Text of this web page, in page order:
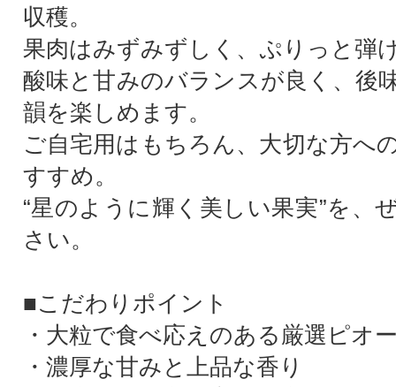
収穫。
果肉はみずみずしく、ぷりっと弾
酸味と甘みのバランスが良く、後
韻を楽しめます。
ご自宅用はもちろん、大切な方へ
すすめ。
“星のように輝く美しい果実”を、
さい。
■こだわりポイント
・大粒で食べ応えのある厳選ピオ
・濃厚な甘みと上品な香り